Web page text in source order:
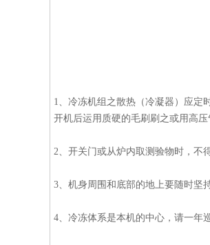
1、冷冻机组之散热（冷凝器）应定
开机后运用质硬的毛刷刷之或用高压
2、开关门或从炉内取测验物时，不
3、机身周围和底部的地上要随时坚
4、冷冻体系是本机的中心，请一年